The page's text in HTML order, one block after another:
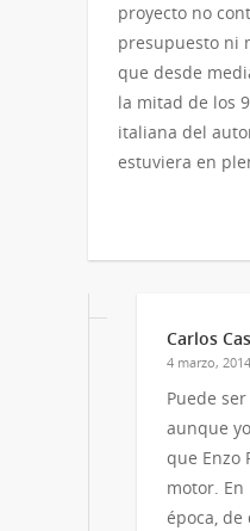
proyecto no
presupuesto ni
que desde
la mitad de los
italiana del
estuviera en
Carlos
4 marzo,
Puede
aunque
que Enzo
motor.
época,